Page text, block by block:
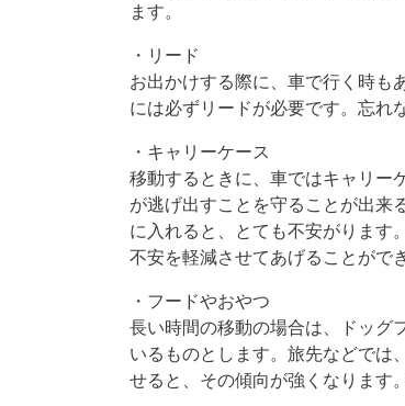
ます。
・リード
お出かけする際に、車で行く時も
には必ずリードが必要です。忘れ
・キャリーケース
移動するときに、車ではキャリー
が逃げ出すことを守ることが出来
に入れると、とても不安がります
不安を軽減させてあげることがで
・フードやおやつ
長い時間の移動の場合は、ドッグ
いるものとします。旅先などでは
せると、その傾向が強くなります